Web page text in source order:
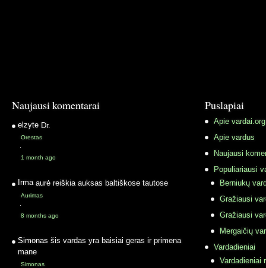
Naujausi komentarai
elzyte Dr.
Orestas
·
1 month ago
Irma aurė reiškia auksas baltiškose tautose
Aurimas
·
8 months ago
Simonas šis vardas yra baisiai geras ir primena
mane
Simonas
Puslapiai
Apie vardai.org
Apie vardus
Naujausi
Populiariausi
Berniukų
Gražiausi
Gražiausi
Mergaičių
Vardadieniai
Vardadieniai